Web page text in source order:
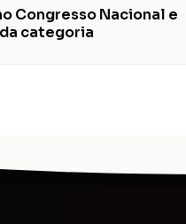
Congresso Nacional e
categoria